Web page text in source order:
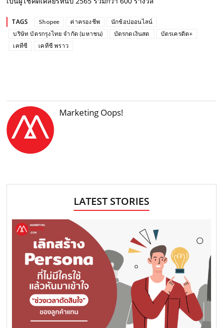
TAGS Shopee ค่าครองชีพ
นักช้อปออนไลน์
บริษัท บัตรกรุงไทย จำกัด (มหาชน)
บัตรกดเงินสด
บัตรเครดิต+
เคทีซี
เคทีซี พราว
Marketing Oops!
LATEST STORIES